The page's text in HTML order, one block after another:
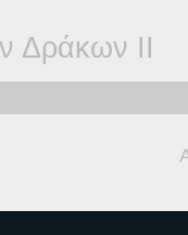
Δράκων ΙΙ